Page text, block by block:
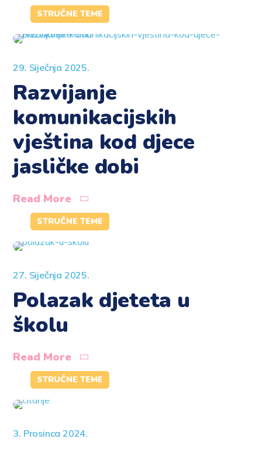
STRUČNE TEME
29. Siječnja 2025.
Razvijanje
komunikacijskih
vještina kod djece
jasličke dobi
Read More
STRUČNE TEME
27. Siječnja 2025.
Polazak djeteta u
školu
Read More
STRUČNE TEME
3. Prosinca 2024.